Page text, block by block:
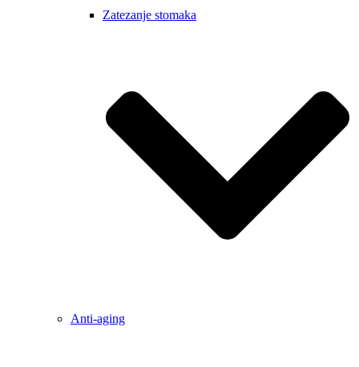
Zatezanje stomaka
Anti-aging